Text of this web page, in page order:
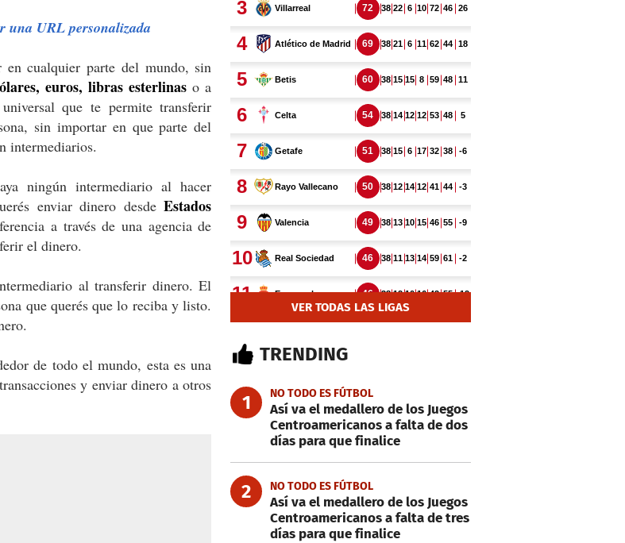
una URL personalizada
en cualquier parte del mundo, sin
euros, libras esterlinas o a
que te permite transferir
sin importar en que parte del
intermediarios.
ningún intermediario al hacer
enviar dinero desdeEstados
a través de una agencia de
el dinero.
al transferir dinero. El
que querés que lo reciba y listo.
de todo el mundo, esta es una
y enviar dinero a otros
VER TODAS LAS LIGAS
TRENDING
1 NO TODO ES FÚTBOL
Así va el medallero de los Juegos
Centroamericanos a falta de dos
días para que finalice
2 NO TODO ES FÚTBOL
Así va el medallero de los Juegos
Centroamericanos a falta de tres
días para que finalice